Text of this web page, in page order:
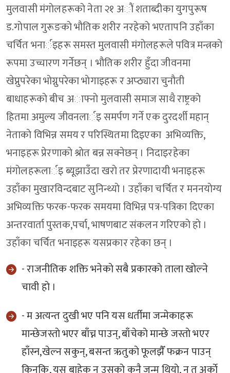
मुलवासी मंगाेलहरूकाे नेता २१ अाैं शताब्दीका युगपुरूष
ड.गाेपाल गुरूङकाे भाैतिक शरीर नरहेकाे भएतापनि उहाँका
चर्चित भनार्इहरू समस्त मुलवासी मंगाेलहरूले पवित्र मन्त्रकाे
रूपमा उच्चारण गर्नेछन् । भाैतिक शरीर हुँदा जीवनमा
खेप्नुपरेका भाेग्नुपरेका भाेगाइहरू र अप्ठ्यारा चुनाैती
बाधाहरूकाे बीच अाफ्नाे मुलवासी समाज साथै राष्ट्रकाे
हितमा अमुल्य जीवनलार्इ समर्पण गर्ने एक दुरदर्शी महान्
नेताकाे विभिन्न समय र परिस्थितमा दिइएका अभिव्यक्ति,
भनाइहरू प्रेरणाकाे श्राेत बन्न सक्नेछन् । निदाइरहेका
मंगाेलहरूलार्इ ब्यूझाउँदा खराे तर प्रेरणादायी भनाइहरू
उहाँका मुखारविन्दबाट सुनिन्थ्याे । उहाँका चर्चित र मननयाेग्य
अभिव्यक्ति फरक-फरक समयमा विभिन्न पत्र-पत्रिका दिएका
अन्तरवार्ता पुस्तक,पर्चा, भाषणबाट संकलन गरिएकाे हाे ।
उहाँका चर्चित भनाइहरू यसप्रकार रहेका छन् ।
- राजनीतिक शक्ति भनेकाे सबै प्रकारकाे ताला खाेल्ने
चावी हाे ।
- म अत्यन्त दुखी भए पनि यस धर्तीमा जन्मेकाहरू
मान्छेजस्ताे भएर बाँच्न पाउन्, बाँचेकाे मान्छे जस्ताे भएर
हाँस्न,खेल्न सकुन्, बसन्त ऋतुकाे फूलझैँ फक्रन पाउन्